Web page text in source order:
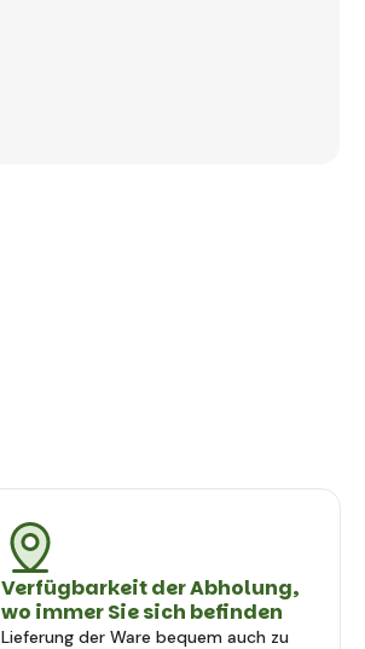
Verfügbarkeit der Abholung,
wo immer Sie sich befinden
Lieferung der Ware bequem auch zu